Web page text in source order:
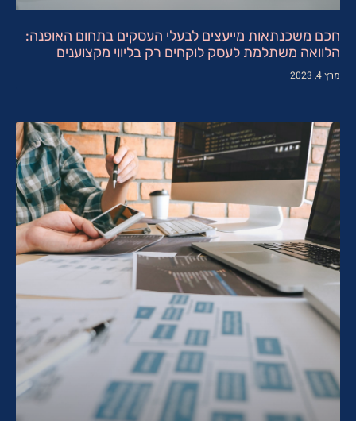
חכם משכנתאות מייעצים לבעלי העסקים בתחום האופנה:
הלוואה משתלמת לעסק לוקחים רק בליווי מקצוענים
מרץ 4, 2023